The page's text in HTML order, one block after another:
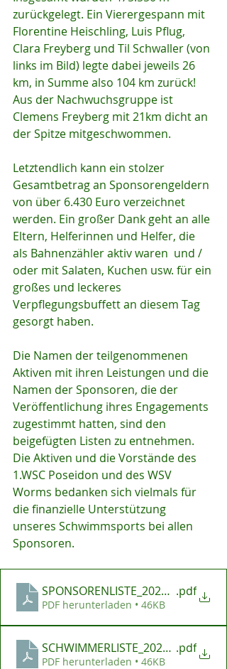
zurückgelegt. Ein Vierergespann mit
Florentine Heischling, Luis Pflug,
Clara Freyberg und Til Schwaller (von
links im Bild) legte dabei jeweils 26
km, in Summe also 104 km zurück!
Aus der Nachwuchsgruppe ist
Clemens Freyberg mit 21km dicht an
der Spitze mitgeschwommen.
Letztendlich kann ein stolzer
Gesamtbetrag an Sponsorengeldern
von über 6.430 Euro verzeichnet
werden. Ein großer Dank geht an alle
Eltern, Helferinnen und Helfer, die
als Bahnenzähler aktiv waren  und /
oder mit Salaten, Kuchen usw. für ein
großes und leckeres
Verpflegungsbuffett an diesem Tag
gesorgt haben.
Die Namen der teilgenommenen
Aktiven mit ihren Leistungen und die
Namen der Sponsoren, die der
Veröffentlichung ihres Engagements
zugestimmt hatten, sind den
beigefügten Listen zu entnehmen.
Die Aktiven und die Vorstände des
1.WSC Poseidon und des WSV
Worms bedanken sich vielmals für
die finanzielle Unterstützung
unseres Schwimmsports bei allen
Sponsoren.
SPONSORENLISTE_20240721
.pdf
PDF herunterladen • 46KB
SCHWIMMERLISTE_20240721
.pdf
PDF herunterladen • 46KB